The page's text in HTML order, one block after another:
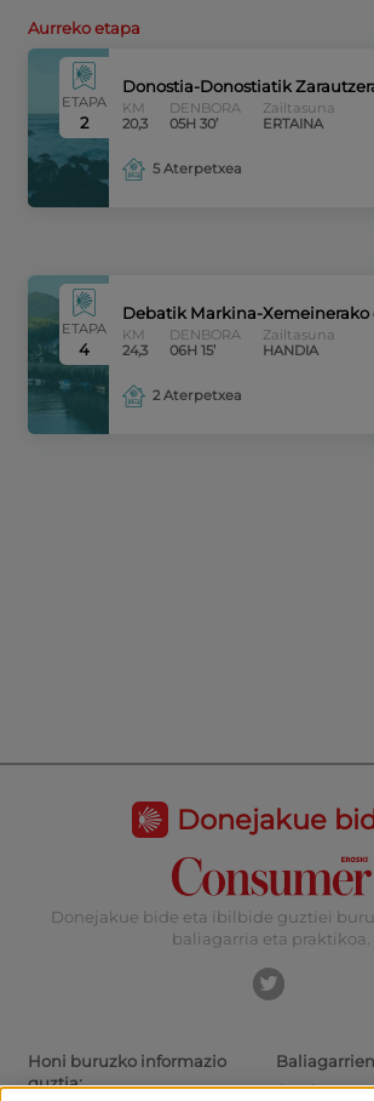
Aurreko etapa
ETAPA
2
Donostia-Donostiatik
KM
20,3
DENBORA
05H 30’
Zailtasuna
ERTAINA
5 Aterpetxea
ETAPA
4
Debatik Markina-Xemeinerako
KM
24,3
DENBORA
06H 15’
Zailtasuna
HANDIA
2 Aterpetxea
Donejakue
Donejakue bide eta ibilbide guztiei
baliagarria eta praktikoa.
Honi buruzko informazio
guztia: